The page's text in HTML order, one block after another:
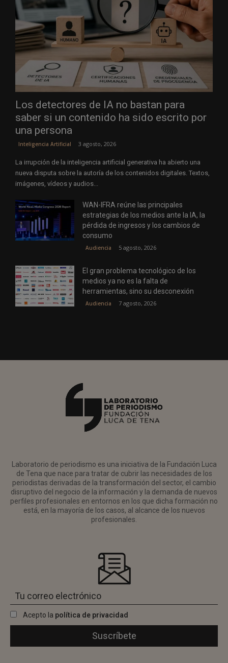
Los detectores de IA no bastan para
saber si un contenido ha sido escrito por
una persona
Inteligencia Artificial 3 agosto, 2026
La irrupción de la inteligencia artificial generativa ha abierto una
nueva disputa sobre la autoría de los contenidos digitales. Textos,
imágenes, vídeos y audios...
WAN-IFRA reúne las principales
estrategias de los medios ante la IA, la
pérdida de ingresos y los cambios de
consumo
Audiencia 5 agosto, 2026
El gran problema tecnológico de los
medios ya no es la falta de
herramientas, sino su desconexión
Audiencia 7 agosto, 2026
Laboratorio de periodismo es una iniciativa de la Fundación Luca
de Tena que nace para tratar de cubrir las necesidades de los
periodistas derivadas de la transformación del sector, el cambio
disruptivo del negocio de la información y la demanda de nuevos
perfiles profesionales en entornos en los que dicha formación no
está, en la mayoría de los casos, al alcance de los nuevos
profesionales.
Acepto la política de privacidad